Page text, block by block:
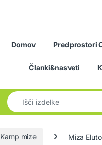
Domov Predprostori
Članki&nasveti
Search for:
Kamp mize Miza